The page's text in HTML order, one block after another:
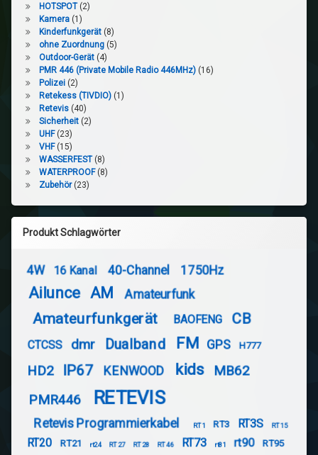
HOTSPOT (2)
Kamera (1)
Kinderfunkgerät (8)
ohne Zuordnung (5)
Outdoor-Gerät (4)
PMR 446 (Private Mobile Radio 446MHz) (16)
Polizei (2)
Retekess (TIVDIO) (1)
Retevis (40)
Sicherheit (2)
UHF (23)
VHF (15)
WASSERFEST (8)
WATERPROOF (8)
Zubehör (23)
Produkt Schlagwörter
4W 16 Kanal 40-Channel 1750Hz
Ailunce AM Amateurfunk
Amateurfunkgerät BAOFENG CB
CTCSS dmr Dualband FM GPS H777
HD2 IP67 KENWOOD kids
MB62
PMR446
RETEVIS
Retevis Programmierkabel RT1 RT3 RT3S RT15
RT20 RT21 rt24 RT27 RT28 RT46 RT73 rt81 rt90 RT95